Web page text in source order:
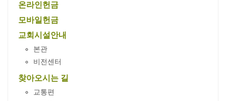
온라인헌금
모바일헌금
교회시설안내
본관
비전센터
찾아오시는 길
교통편